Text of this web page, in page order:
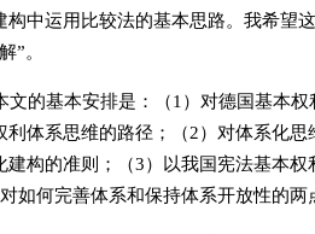
构中运用比较法的基本思路。我希望
”。
文的基本安排是：（1 ）对德国基本
利体系思维的路径；（2）对体系化
建构的准则；（3）以我国宪法基本
如何完善体系和保持体系开放性的两